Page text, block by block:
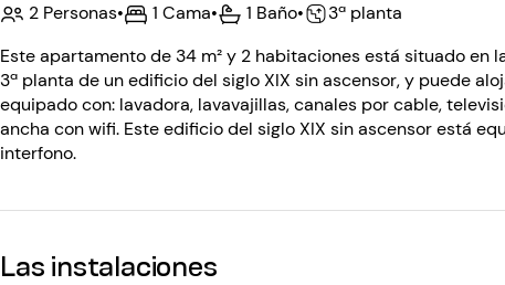
2 Personas• 1 Cama• 1 Baño•
3ª planta
Este apartamento de 34 m² y 2 habitaciones está situado en
3ª planta de un edificio del siglo XIX sin ascensor, y puede
equipado con: lavadora, lavavajillas, canales por cable,
ancha con wifi. Este edificio del siglo XIX sin ascensor está
interfono.
Las instalaciones